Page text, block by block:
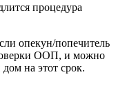
процедура
опекун/попечитель
ООП, и можно
на этот срок.